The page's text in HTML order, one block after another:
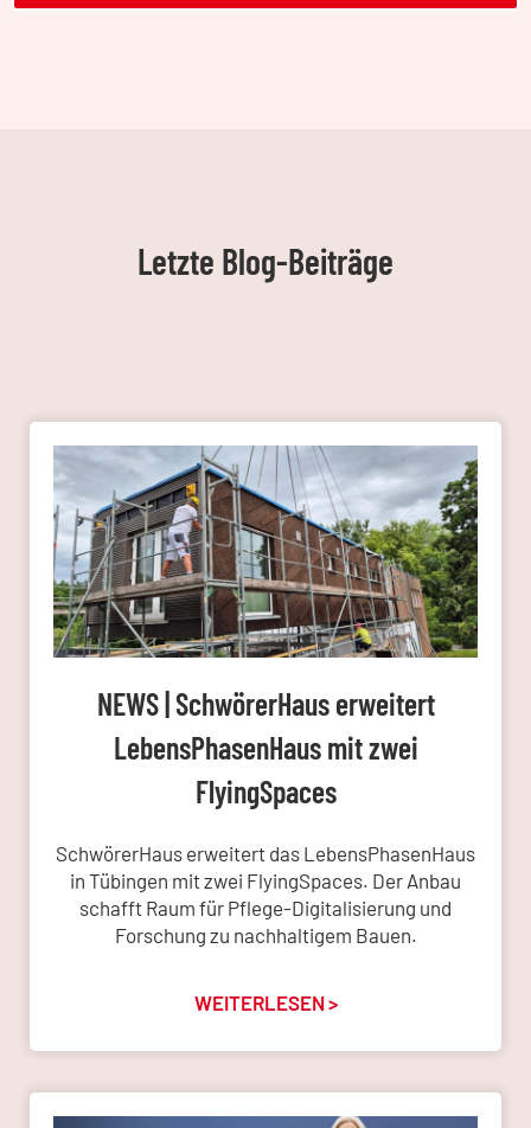
Letzte Blog-Beiträge
NEWS | SchwörerHaus erweitert
LebensPhasenHaus mit zwei
FlyingSpaces
SchwörerHaus erweitert das LebensPhasenHaus
in Tübingen mit zwei FlyingSpaces. Der Anbau
schafft Raum für Pflege-Digitalisierung und
Forschung zu nachhaltigem Bauen.
WEITERLESEN >